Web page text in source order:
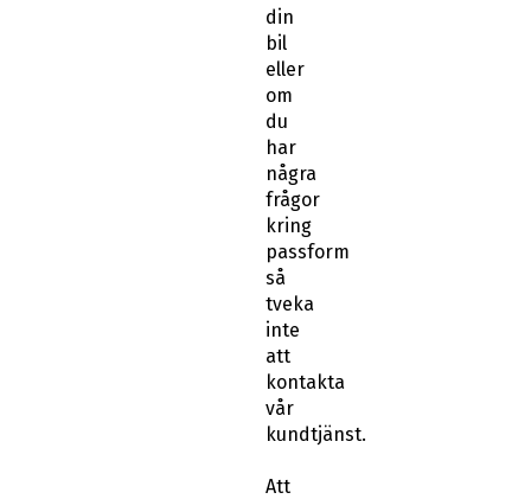
din
bil
eller
om
du
har
några
frågor
kring
passform
så
tveka
inte
att
kontakta
vår
kundtjänst.
Att